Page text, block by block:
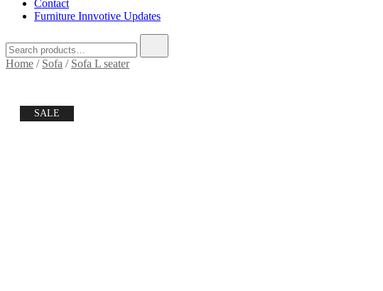
Contact
Furniture Innvotive Updates
for:
Home / Sofa / Sofa L seater
SALE